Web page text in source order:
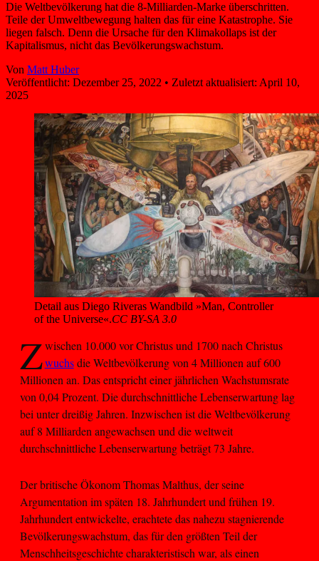
Die Weltbevölkerung hat die 8-Milliarden-Marke überschritten.
Teile der Umweltbewegung halten das für eine Katastrophe. Sie
liegen falsch. Denn die Ursache für den Klimakollaps ist der
Kapitalismus, nicht das Bevölkerungs­wachstum.
Von Matt Huber
Veröffentlicht: Dezember 25, 2022 • Zuletzt aktualisiert: April 10,
2025
Detail aus Diego Riveras Wandbild »Man, Controller
of the Universe«.CC BY-SA 3.0
Zwischen 10.000 vor Christus und 1700 nach Christus
wuchsdie Weltbevölkerung von 4 Millionen auf 600
Millionen an. Das entspricht einer jährlichen Wachstumsrate
von 0,04 Prozent. Die durchschnittliche Lebenserwartung lag
bei unter dreißig Jahren. Inzwischen ist die Weltbevölkerung
auf 8 Milliarden angewachsen und die weltweit
durchschnittliche Lebenserwartung beträgt 73 Jahre.
Der britische Ökonom Thomas Malthus, der seine
Argumentation im späten 18. Jahrhundert und frühen 19.
Jahrhundert entwickelte, erachtete das nahezu stagnierende
Bevölkerungswachstum, das für den größten Teil der
Menschheitsgeschichte charakteristisch war, als einen